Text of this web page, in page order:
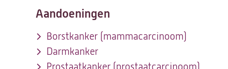
Aandoeningen
Borstkanker (mammacarcinoom)
Darmkanker